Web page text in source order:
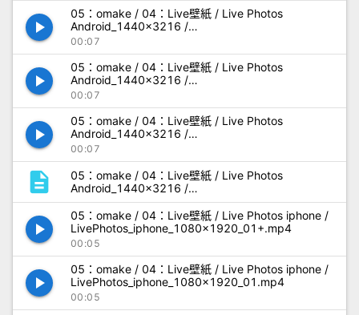
play_arrow
05：omake / 04：Live壁紙 / Live Photos
Android_1440x3216 /
LivePhotos_Android_1440x3216_01.mp4
00:07
play_arrow
05：omake / 04：Live壁紙 / Live Photos
Android_1440x3216 /
LivePhotos_Android_1440x3216_02.mp4
00:07
play_arrow
05：omake / 04：Live壁紙 / Live Photos
Android_1440x3216 /
LivePhotos_Android_1440x3216_03.mp4
00:07
description
05：omake / 04：Live壁紙 / Live Photos
Android_1440x3216 /
readme_LivePhoto_Android用ver2a.pdf
play_arrow
05：omake / 04：Live壁紙 / Live Photos iphone /
LivePhotos_iphone_1080x1920_01+.mp4
00:05
play_arrow
05：omake / 04：Live壁紙 / Live Photos iphone /
LivePhotos_iphone_1080x1920_01.mp4
00:05